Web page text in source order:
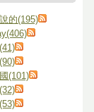
的(195)
(101)